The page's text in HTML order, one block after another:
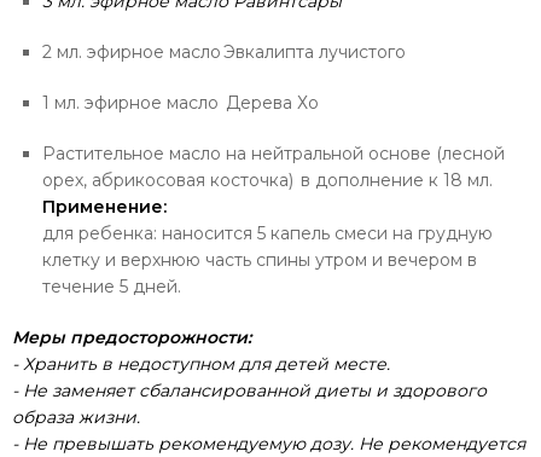
2 мл. эфирное маслоЭвкалипта лучистого
1 мл. эфирное масло Дерева Хо
Растительное масло на нейтральной основе (лесной
орех, абрикосовая косточка) в дополнение к 18 мл.
Применение:
для ребенка: наносится 5 капель смеси на грудную
клетку и верхнюю часть спины утром и вечером в
течение 5 дней.
Меры предосторожности:
- Хранить в недоступном для детей месте.
- Не заменяет сбалансированной диеты и здорового
образа жизни.
- Не превышать рекомендуемую дозу. Не рекомендуется